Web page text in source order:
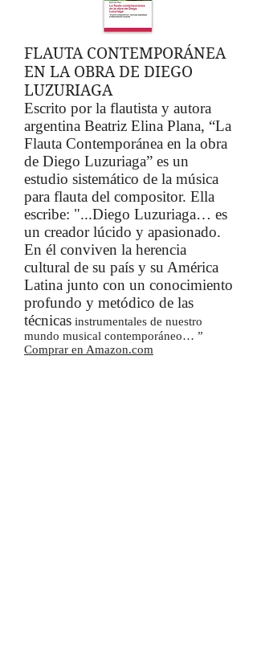
FLAUTA CONTEMPORÁNEA
EN LA OBRA DE DIEGO
LUZURIAGA
Escrito por la flautista y autora
argentina Beatriz Elina Plana, “La
Flauta Contemporánea en la obra
de Diego Luzuriaga” es un
estudio sistemático de la música
para flauta del compositor. Ella
escribe: "...Diego Luzuriaga… es
un creador lúcido y apasionado.
En él conviven la herencia
cultural de su país y su América
Latina junto con un conocimiento
profundo y metódico de las
técnicas instrumentales de nuestro
mundo musical contemporáneo… ”
Comprar en Amazon.com